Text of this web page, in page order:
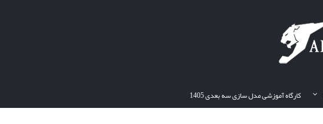
کارگاه آموزشی مدل سازی سه بعدی 1405